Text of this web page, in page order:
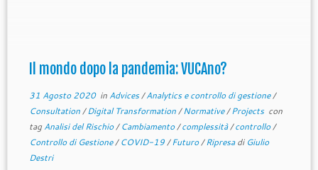
Il mondo dopo la pandemia: VUCAno?
31 Agosto 2020in Advices/Analytics e controllo di gestione/
Consultation/Digital Transformation/Normative/Projects con
tagAnalisi del Rischio/Cambiamento/complessità/controllo/
Controllo di Gestione/COVID-19/Futuro/Ripresadi Giulio
Destri